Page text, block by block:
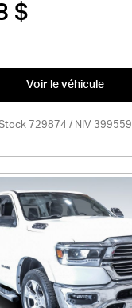
$
Voir le véhicule
729874 / NIV 399559